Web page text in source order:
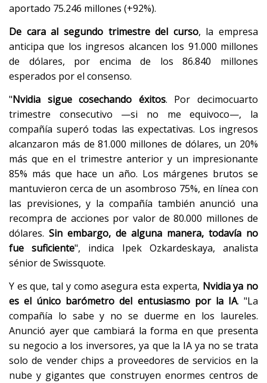
aportado 75.246 millones (+92%).
De cara al segundo trimestre del curso, la empresa
anticipa que los ingresos alcancen los 91.000 millones
de dólares, por encima de los 86.840 millones
esperados por el consenso.
"Nvidia sigue cosechando éxitos. Por decimocuarto
trimestre consecutivo —si no me equivoco—, la
compañía superó todas las expectativas. Los ingresos
alcanzaron más de 81.000 millones de dólares, un 20%
más que en el trimestre anterior y un impresionante
85% más que hace un año. Los márgenes brutos se
mantuvieron cerca de un asombroso 75%, en línea con
las previsiones, y la compañía también anunció una
recompra de acciones por valor de 80.000 millones de
dólares. Sin embargo, de alguna manera, todavía no
fue suficiente", indica Ipek Ozkardeskaya, analista
sénior de Swissquote.
Y es que, tal y como asegura esta experta, Nvidia ya no
es el único barómetro del entusiasmo por la IA. "La
compañía lo sabe y no se duerme en los laureles.
Anunció ayer que cambiará la forma en que presenta
su negocio a los inversores, ya que la IA ya no se trata
solo de vender chips a proveedores de servicios en la
nube y gigantes que construyen enormes centros de